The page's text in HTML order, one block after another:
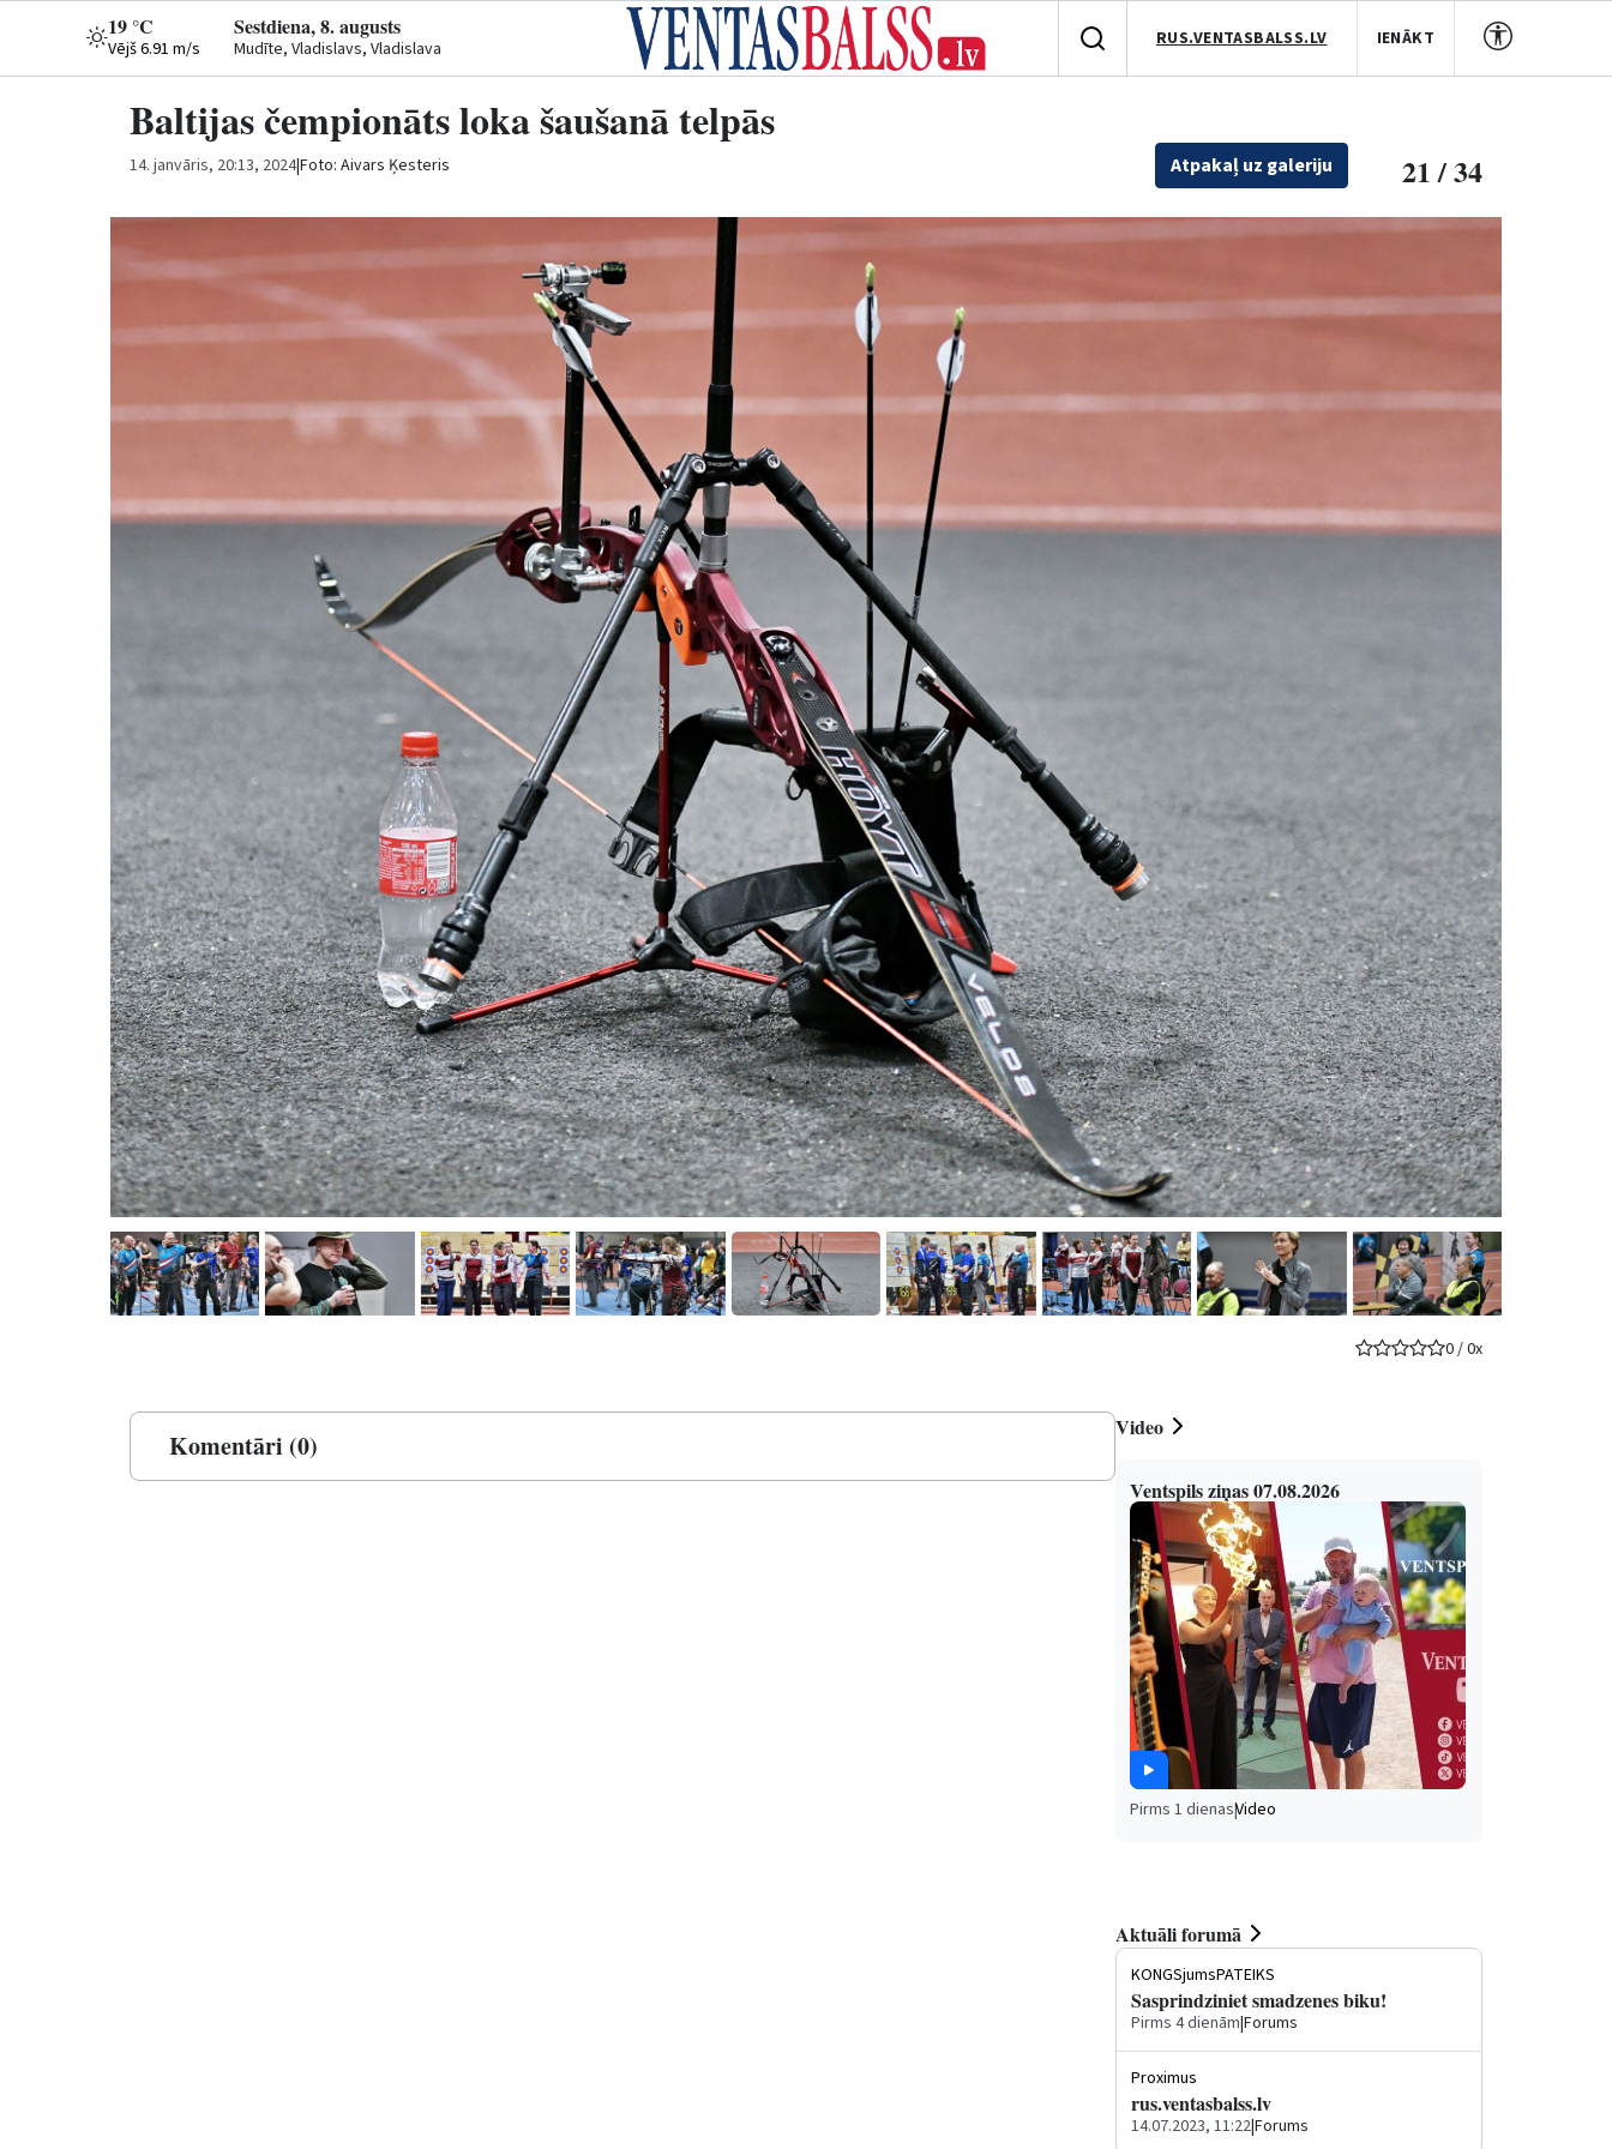
19 °C
Vējš 6.91 m/s
Sestdiena, 8. augusts
Mudīte, Vladislavs, Vladislava RUS.VENTASBALSS.LV IENĀKT
Baltijas čempionāts loka šaušanā telpās
14. janvāris, 20:13, 2024|Foto: Aivars Ķesteris Atpakaļ uz galeriju 21 / 34
0/0x
Komentāri (0)
Video
Ventspils ziņas 07.08.2026
Pirms 1 dienas|Video
Aktuāli forumā
KONGSjumsPATEIKS
Sasprindziniet smadzenes biku!
Pirms 4 dienām|Forums
Proximus
rus.ventasbalss.lv
14.07.2023, 11:22|Forums